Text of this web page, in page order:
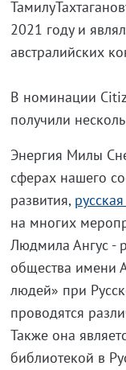
2021 году и
австралийских
В номинации
получили
Энергия Милы
сферах нашего
развития,
на многих
Людмила Ангус -
общества имени
людей» при
проводятся
Также она
библиотекой в